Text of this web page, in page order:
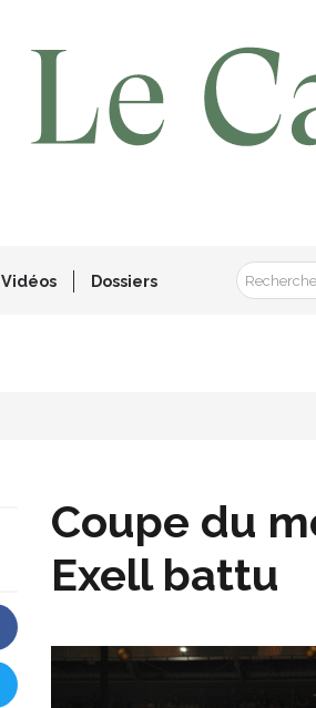
Vidéos Dossiers
Coupe du
Exell battu